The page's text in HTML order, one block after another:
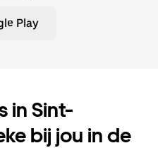
Play
in Sint-
bij jou in de